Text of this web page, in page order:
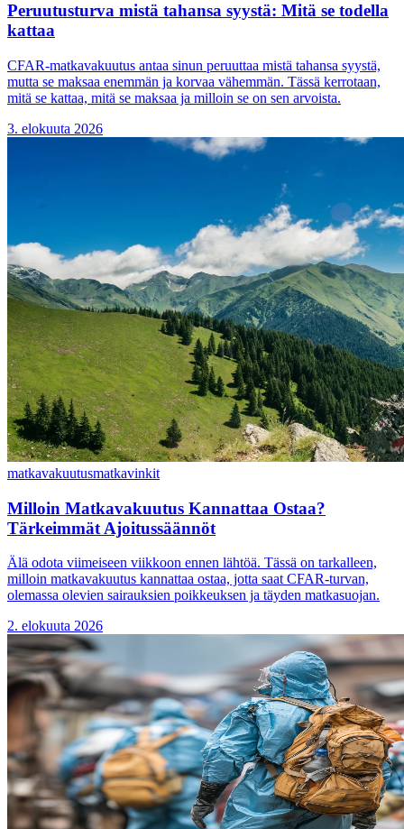
Peruutusturva mistä tahansa syystä: Mitä se todella
kattaa
CFAR-matkavakuutus antaa sinun peruuttaa mistä tahansa syystä,
mutta se maksaa enemmän ja korvaa vähemmän. Tässä kerrotaan,
mitä se kattaa, mitä se maksaa ja milloin se on sen arvoista.
3. elokuuta 2026
matkavakuutusmatkavinkit
Milloin Matkavakuutus Kannattaa Ostaa?
Tärkeimmät Ajoitussäännöt
Älä odota viimeiseen viikkoon ennen lähtöä. Tässä on tarkalleen,
milloin matkavakuutus kannattaa ostaa, jotta saat CFAR-turvan,
olemassa olevien sairauksien poikkeuksen ja täyden matkasuojan.
2. elokuuta 2026